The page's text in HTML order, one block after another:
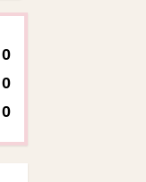
0
0
0